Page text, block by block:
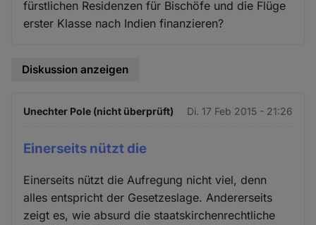
fürstlichen Residenzen für Bischöfe und die Flüge
erster Klasse nach Indien finanzieren?
Diskussion anzeigen
Unechter Pole (nicht überprüft) Di. 17 Feb 2015 - 21:26
Einerseits nützt die
Einerseits nützt die Aufregung nicht viel, denn
alles entspricht der Gesetzeslage. Andererseits
zeigt es, wie absurd die staatskirchenrechtliche